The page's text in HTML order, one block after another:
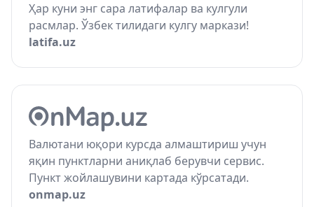
Ҳар куни энг сара латифалар ва кулгули
расмлар. Ўзбек тилидаги кулгу маркази!
latifa.uz
Валютани юқори курсда алмаштириш учун
яқин пунктларни аниқлаб берувчи сервис.
Пункт жойлашувини картада кўрсатади.
onmap.uz